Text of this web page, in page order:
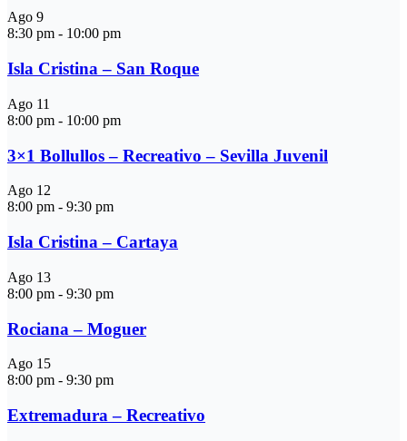
Ago 9
8:30 pm - 10:00 pm
Isla Cristina – San Roque
Ago 11
8:00 pm - 10:00 pm
3×1 Bollullos – Recreativo – Sevilla Juvenil
Ago 12
8:00 pm - 9:30 pm
Isla Cristina – Cartaya
Ago 13
8:00 pm - 9:30 pm
Rociana – Moguer
Ago 15
8:00 pm - 9:30 pm
Extremadura – Recreativo